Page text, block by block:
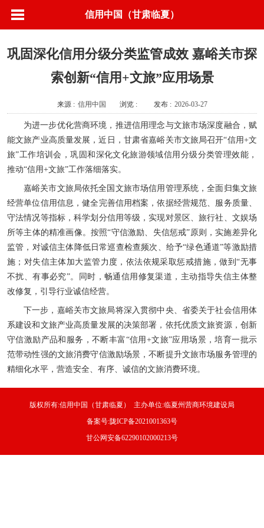
信用中国（甘肃临夏）
巩固深化信用分级分类监管成效 嘉峪关市探
索创新“信用+文旅”应用场景
来源 : 信用中国 浏览 : 发布 : 2026-03-27
为进一步优化营商环境，推进信用理念与文旅市场深度融合，赋
能文旅产业高质量发展，近日，甘肃省嘉峪关市文旅局召开“信用+文
旅”工作培训会，巩固和深化文化旅游领域信用分级分类管理效能，
推动“信用+文旅”工作落细落实。
嘉峪关市文旅局依托全国文旅市场信用管理系统，全面归集文旅
经营单位信用信息，健全完善信用档案，依据经营规范、服务质量、
守法情况等指标，科学划分信用等级，实现对景区、旅行社、文娱场
所等主体的精准画像。按照“守信激励、失信惩戒”原则，实施差异化
监管，对诚信主体降低日常巡查检查频次、给予“绿色通道”等激励措
施；对失信主体加大监管力度，依法依规采取惩戒措施，做到“无事
不扰、有事必究”。同时，畅通信用修复渠道，主动指导失信主体整
改修复，引导行业诚信经营。
下一步，嘉峪关市文旅局将深入贯彻中央、省委关于社会信用体
系建设和文旅产业高质量发展的决策部署，依托优质文旅资源，创新
守信激励产品和服务，不断丰富“信用+文旅”应用场景，培育一批示
范带动性强的文旅消费守信激励场景，不断提升文旅市场服务管理的
精细化水平，营造安全、有序、诚信的文旅消费环境。
版权所有:信用中国（甘肃临夏） 主办单位:临夏州营商环境建设局
备案号:陇ICP备2021001363号
甘公网安备62290102000213号